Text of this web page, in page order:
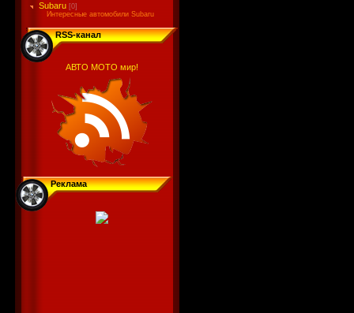
Subaru [0]
Интересные автомобили Subaru
RSS-канал
АВТО МОТО мир!
Реклама